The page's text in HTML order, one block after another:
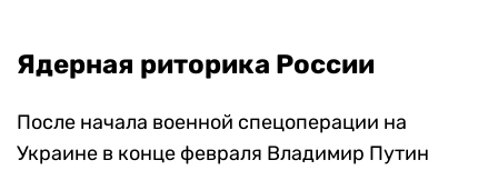
Ядерная риторика России
После начала военной спецоперации на
Украине в конце февраля Владимир Путин